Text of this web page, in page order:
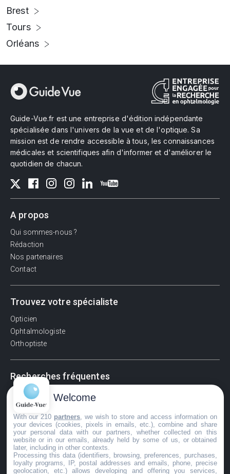
Brest
Tours
Orléans
Guide-Vue.fr est une entreprise d'édition indépendante
spécialisée dans l'univers de la vue et de l'optique. Sa
mission est de rendre accessible à tous, les connaissances
médicales et scientifiques afin d'informer et d'améliorer le
quotidien de chacun.
A propos
Qui sommes-nous ?
Rédaction
Nos partenaires
Contact
Trouvez votre spécialiste
Opticien
Ophtalmologiste
Orthoptiste
Recherches fréquentes
Pathologies adultes
Signes d'une urgence ophtalmologique
La vision
Acuité visuelle
Myosis / mydriase
Œdème oculaire
Welcome
With our 210 partners , we wish to store and access information on
your devices (cookies, pixels in emails, etc.), combine and share
your personal data with our partners, whether collected on this
website or in our emails, already held by some of us, or obtained
later, including in other contexts.
Processing this data (identifiers, browsing, preferences, purchases,
loyalty programs, IP, postal addresses and emails, phone, precise
geolocation, etc.) allows developing and offering you services,